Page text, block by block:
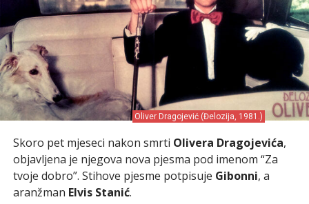
Oliver Dragojević (Đelozija, 1981.)
Skoro pet mjeseci nakon smrti Olivera Dragojevića,
objavljena je njegova nova pjesma pod imenom “Za
tvoje dobro”. Stihove pjesme potpisuje Gibonni, a
aranžman Elvis Stanić.